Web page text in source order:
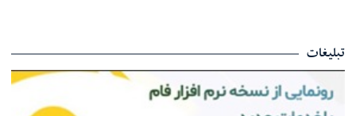
تبلیغات